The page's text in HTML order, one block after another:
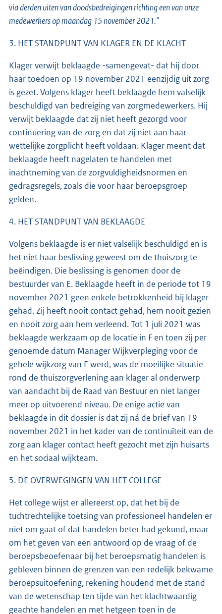
via derden uiten van doodsbedreigingen richting een van onze
medewerkers op maandag 15 november 2021.”
3. HET STANDPUNT VAN KLAGER EN DE KLACHT
Klager verwijt beklaagde -samengevat- dat hij door
haar toedoen op 19 november 2021 eenzijdig uit zorg
is gezet. Volgens klager heeft beklaagde hem valselijk
beschuldigd van bedreiging van zorgmedewerkers. Hij
verwijt beklaagde dat zij niet heeft gezorgd voor
continuering van de zorg en dat zij niet aan haar
wettelijke zorgplicht heeft voldaan. Klager meent dat
beklaagde heeft nagelaten te handelen met
inachtneming van de zorgvuldigheidsnormen en
gedragsregels, zoals die voor haar beroepsgroep
gelden.
4. HET STANDPUNT VAN BEKLAAGDE
Volgens beklaagde is er niet valselijk beschuldigd en is
het niet haar beslissing geweest om de thuiszorg te
beëindigen. Die beslissing is genomen door de
bestuurder van E. Beklaagde heeft in de periode tot 19
november 2021 geen enkele betrokkenheid bij klager
gehad. Zij heeft nooit contact gehad, hem nooit gezien
en nooit zorg aan hem verleend. Tot 1 juli 2021 was
beklaagde werkzaam op de locatie in F en toen zij per
genoemde datum Manager Wijkverpleging voor de
gehele wijkzorg van E werd, was de moeilijke situatie
rond de thuiszorgverlening aan klager al onderwerp
van aandacht bij de Raad van Bestuur en niet langer
meer op uitvoerend niveau. De enige actie van
beklaagde in dit dossier is dat zij ná de brief van 19
november 2021 in het kader van de continuïteit van de
zorg aan klager contact heeft gezocht met zijn huisarts
en het sociaal wijkteam.
5. DE OVERWEGINGEN VAN HET COLLEGE
Het college wijst er allereerst op, dat het bij de
tuchtrechtelijke toetsing van professioneel handelen er
niet om gaat of dat handelen beter had gekund, maar
om het geven van een antwoord op de vraag of de
beroepsbeoefenaar bij het beroepsmatig handelen is
gebleven binnen de grenzen van een redelijk bekwame
beroepsuitoefening, rekening houdend met de stand
van de wetenschap ten tijde van het klachtwaardig
geachte handelen en met hetgeen toen in de